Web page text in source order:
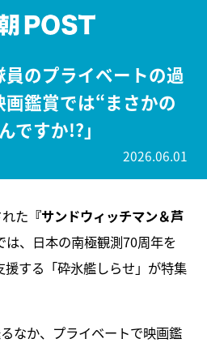
のプライベートの過
鑑賞では“まさかの
すか!?」
2026.06.01
た 『サンドウィッチマン＆芦
は、日本の南極観測70周年を
する「砕氷艦しらせ」が特集
なか、プライベートで映画鑑